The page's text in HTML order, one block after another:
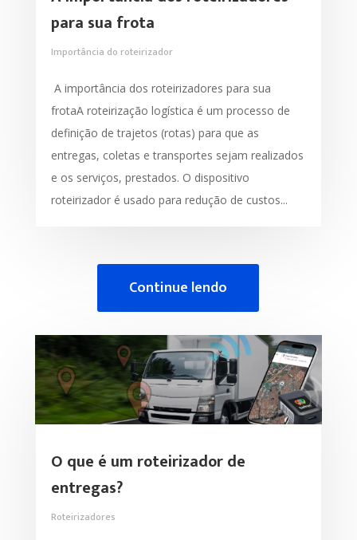
para sua frota
Importância do roteirizador
A importância dos roteirizadores para sua
frotaA roteirização logística é um processo de
definição de trajetos (rotas) para que as
entregas, coletas e transportes sejam realizados
e os serviços, prestados. O dispositivo
roteirizador é usado para redução de custos...
Continue lendo
O que é um roteirizador de
entregas?
Roteirizadores